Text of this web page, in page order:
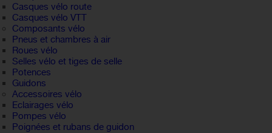
Casques vélo route
Casques vélo VTT
Composants vélo
Pneus et chambres à air
Roues vélo
Selles vélo et tiges de selle
Potences
Guidons
Accessoires vélo
Eclairages vélo
Pompes vélo
Poignées et rubans de guidon